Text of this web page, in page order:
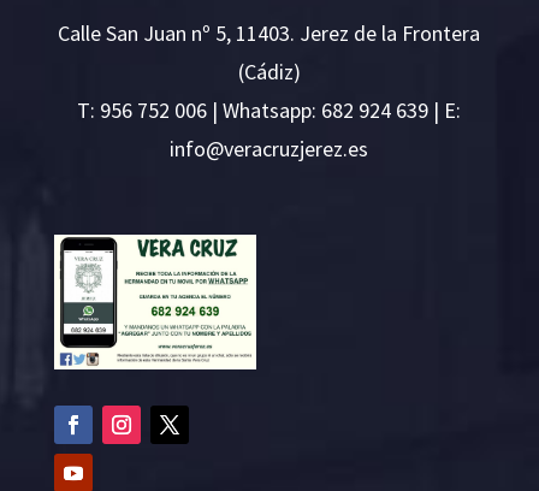
Calle San Juan nº 5, 11403. Jerez de la Frontera
(Cádiz)
T: 956 752 006 | Whatsapp: 682 924 639 | E:
se.ze
rejzu
rcare
v@ofn
i